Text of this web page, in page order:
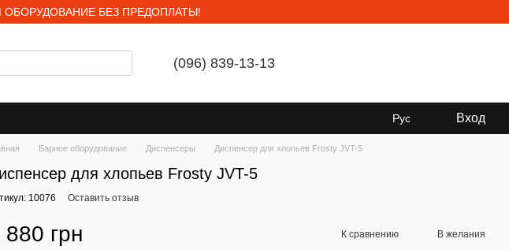
БЕЗ ПРЕДОПЛАТЫ!
(096) 839-13-13
Рус Вход
Барное оборудование Диспенсеры Диспенсер для хлопьев Frosty JVT-5
для хлопьев Frosty JVT-5
10076 Оставить отзыв
880 грн К сравнению В желания